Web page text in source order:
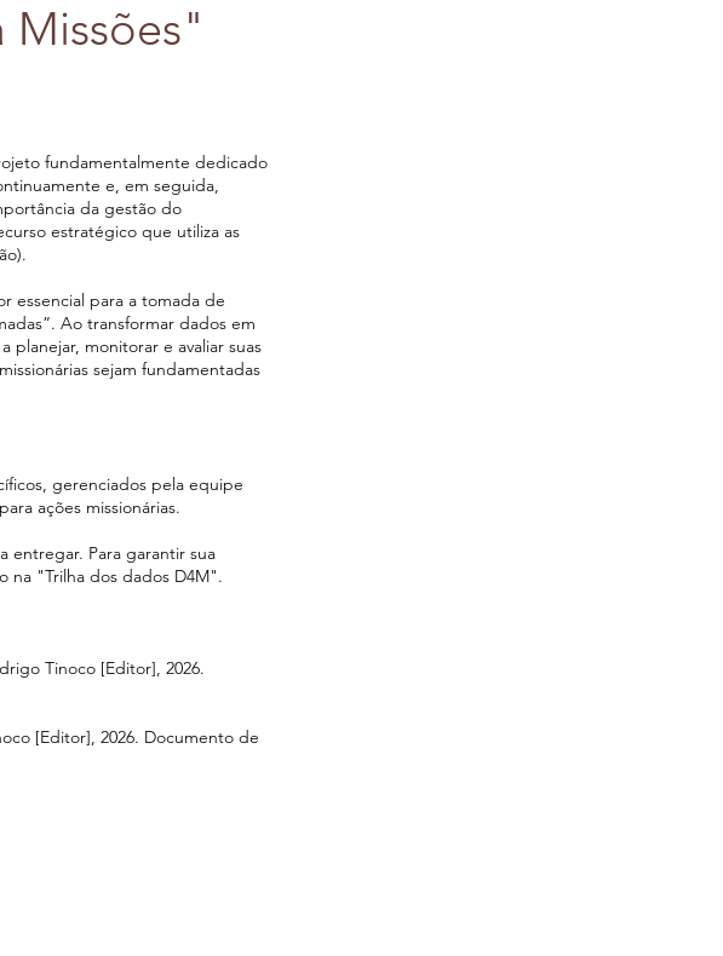
fundamentalmente dedicado
e, em seguida,
da gestão do
estratégico que utiliza as
essencial para a tomada de
Ao transformar dados em
planejar, monitorar e avaliar suas
sejam fundamentadas
gerenciados pela equipe
ações missionárias.
entregar. Para garantir sua
na "Trilha dos dados D4M".
Tinoco [Editor], 2026.
[Editor], 2026. Documento de